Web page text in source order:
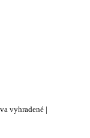
vyhradené |